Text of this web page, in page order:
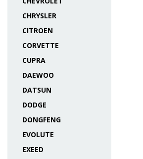
CHRYSLER
CITROEN
CORVETTE
CUPRA
DAEWOO
DATSUN
DODGE
DONGFENG
EVOLUTE
EXEED